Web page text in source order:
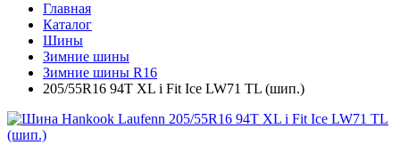
Главная
Каталог
Шины
Зимние шины
Зимние шины R16
205/55R16 94T XL i Fit Ice LW71 TL (шип.)